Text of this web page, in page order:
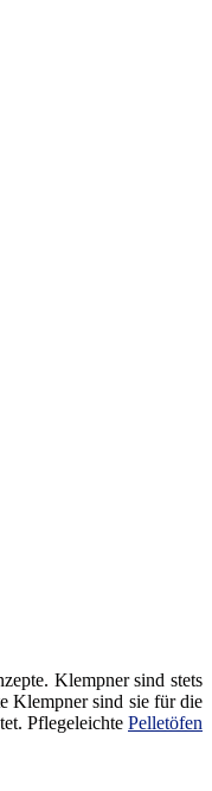
Klempner sind stets
Klempner sind sie für die
Pflegeleichte Pelletöfen